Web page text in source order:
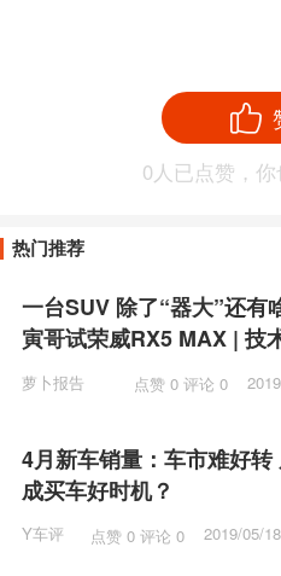
0人已点赞，
热门推荐
一台SUV 除了“器大”还有
寅哥试荣威RX5 MAX | 技
萝卜报告 点赞 0 评论 0
4月新车销量：车市难好转
成买车好时机？
Y车评 点赞 0 评论 0 2019/05/